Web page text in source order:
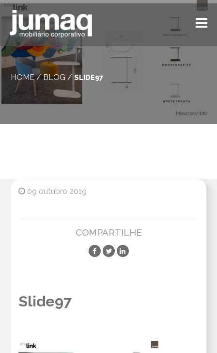
HOME/BLOG /SLIDE97
09 outubro 2019
COMPARTILHE
Slide97